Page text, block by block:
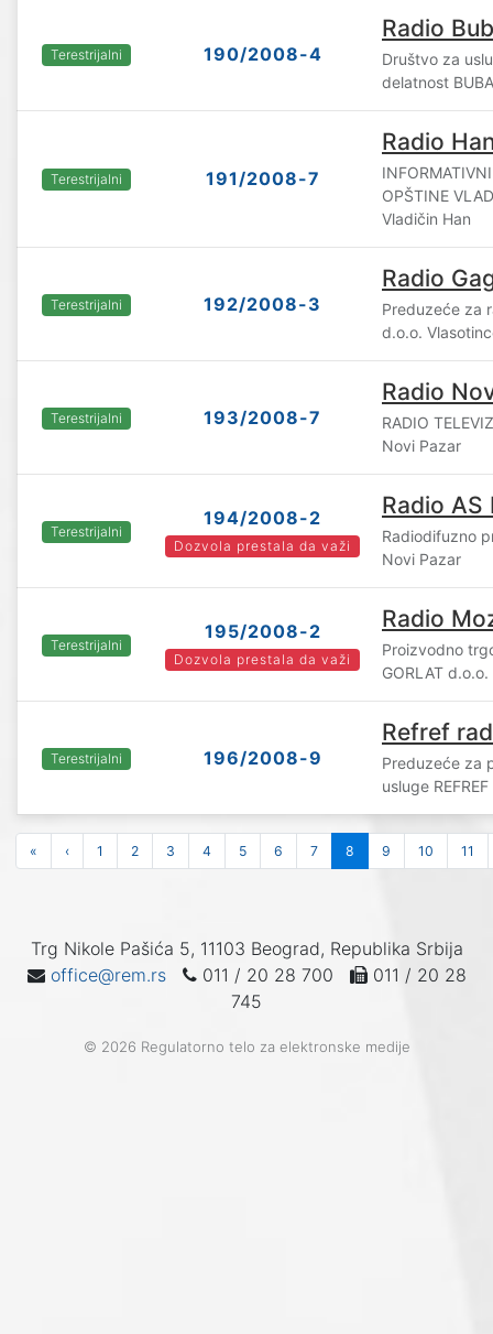
Terestrijalni 190/2008-4
Radio
Društvo za
delatnost
Terestrijalni 191/2008-7
Radio
OPŠTINE
Vladičin Han
Terestrijalni 192/2008-3
Radio
Preduzeće za
d.o.o.
Terestrijalni 193/2008-7
Radio
RADIO
Novi Pazar
Terestrijalni
194/2008-2
Dozvola prestala da važi
Radio AS
Radiodifuzno
Novi Pazar
Terestrijalni
195/2008-2
Dozvola prestala da važi
Radio
Proizvodno
GORLAT
Terestrijalni 196/2008-9
Refref
Preduzeće za
usluge
« ‹ 1 2 3 4 5 6 7 8 9 10 11
Trg Nikole Pašića 5, 11103 Beograd, Republika Srbija
office@rem.rs
011 / 20 28 700
011 / 20 28
745
© 2026 Regulatorno telo za elektronske medije